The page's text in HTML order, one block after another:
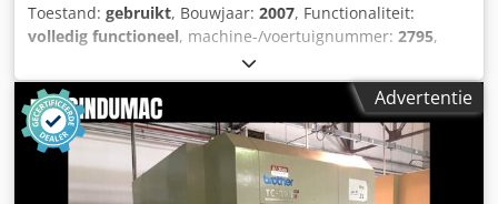
Toestand: gebruikt, Bouwjaar: 2007, Functionaliteit:
volledig functioneel, machine-/voertuignummer: 2795,
vermogen van de servomotor:750 W
230 V, pneumatische aansluiting:7 bar, Te koop wordt
aangeboden: een krachtige, geautomatiseerde Brother-
naaivoorziening, uitgerust met een JAM TC 762 F
automatiseringsmodule, aangeboden als complete
industriële werkplek. Dit systeem is speciaal ontworpen
voor het automatisch plaatsen van zakken en uiterst
Advertentie